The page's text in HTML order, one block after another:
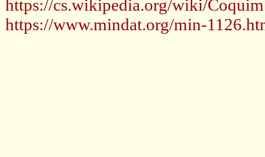
https://cs.wikipedia.org/wiki/
https://www.mindat.org/min-